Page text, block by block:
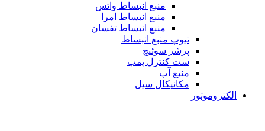
منبع انبساط واتس
منبع انبساط امرا
منبع انبساط تفسان
تیوپ منبع انبساط
پرشر سوئیچ
ست کنترل پمپ
منبع آب
مکانیکال سیل
الکتروموتور